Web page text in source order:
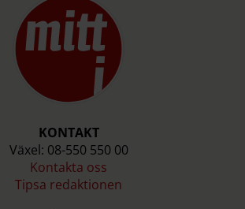
KONTAKT
Växel: 08-550 550 00
Kontakta oss
Tipsa redaktionen